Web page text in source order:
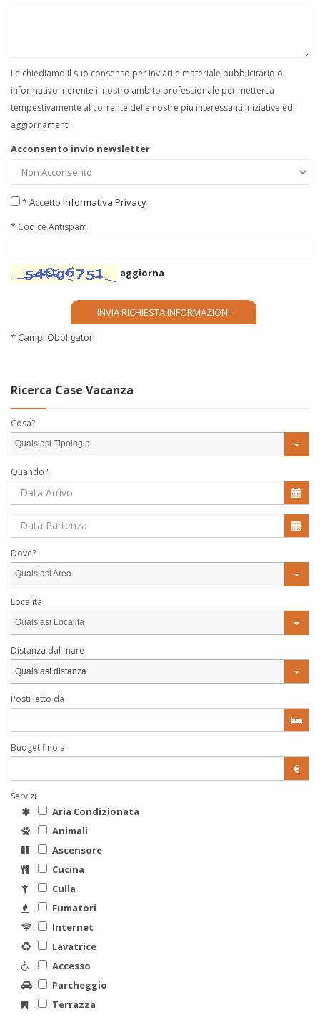
Le chiediamo il suo consenso per inviarLe materiale pubblicitario o
informativo inerente il nostro ambito professionale per metterLa
tempestivamente al corrente delle nostre più interessanti iniziative ed
aggiornamenti.
Acconsento invio newsletter
* Accetto Informativa Privacy
* Codice Antispam
aggiorna
* Campi Obbligatori
Ricerca Case Vacanza
Cosa?
Qualsiasi Tipologia
Quando?
Dove?
Qualsiasi Area
Località
Qualsiasi Località
Distanza dal mare
Qualsiasi distanza
Posti letto da
Budget fino a
Servizi
Aria Condizionata
Animali
Ascensore
Cucina
Culla
Fumatori
Internet
Lavatrice
Accesso
Parcheggio
Terrazza